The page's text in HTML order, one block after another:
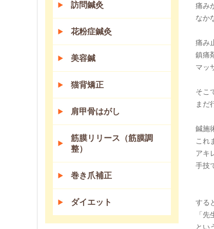
痛み
なか
痛み
鎮痛
マッ
そこ
まだ
鍼施
これ
アキ
手技
する
「
とい
訪問鍼灸
花粉症鍼灸
美容鍼
猫背矯正
肩甲骨はがし
筋膜リリース（筋膜調
整）
巻き爪補正
ダイエット